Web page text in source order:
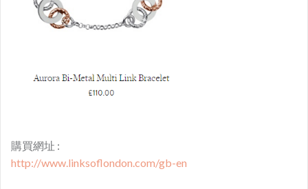
購買網址 :
http://www.linksoflondon.com/gb-en